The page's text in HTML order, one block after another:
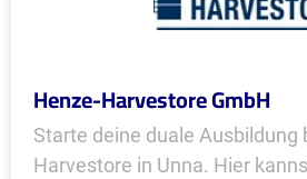
Henze-Harvestore GmbH
Starte deine duale Ausbildung
Harvestore in Unna. Hier